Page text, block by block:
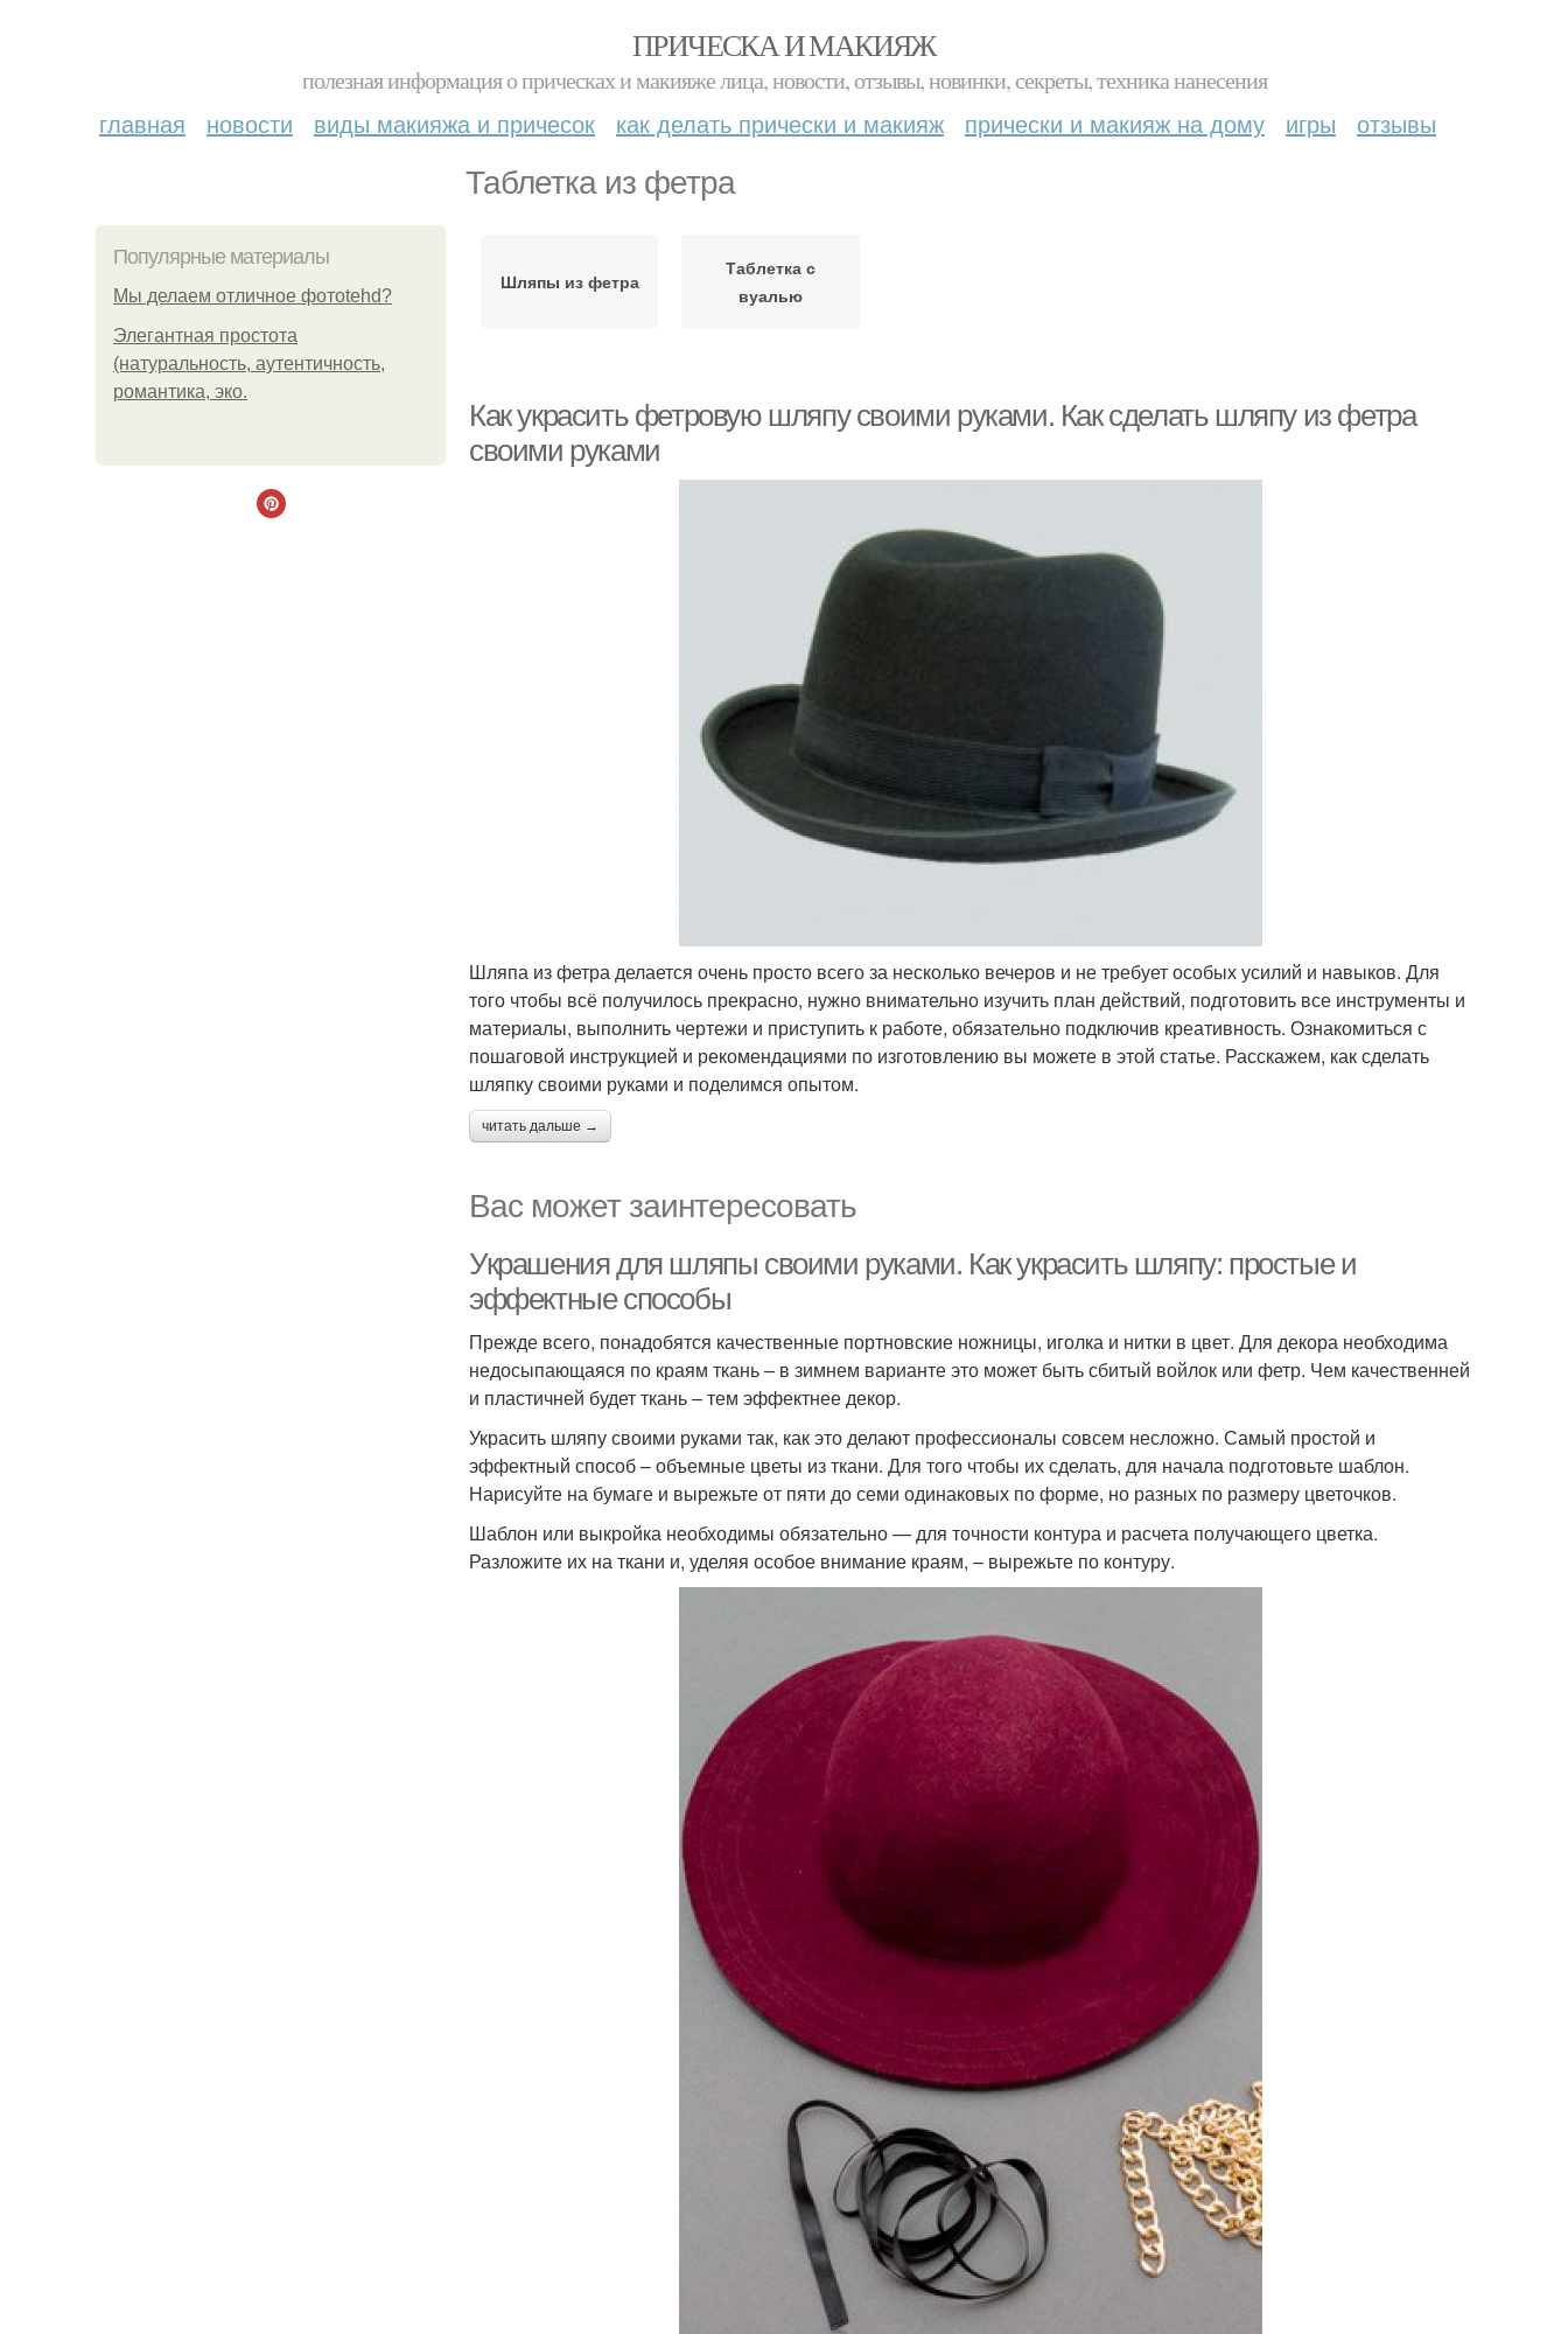
ПРИЧЕСКА И МАКИЯЖ
полезная информация о прическах и макияже лица, новости, отзывы, новинки, секреты, техника нанесения
главная новости виды макияжа и причесок как делать прически и макияж прически и макияж на дому игры отзывы
Таблетка из фетра
Популярные материалы
Мы делаем отличное фотоtehd?
Элегантная простота
(натуральность, аутентичность,
романтика, эко.
Шляпы из фетра
Таблетка с
вуалью
Как украсить фетровую шляпу своими руками. Как сделать шляпу из фетра
своими руками
Шляпа из фетра делается очень просто всего за несколько вечеров и не требует особых усилий и навыков. Для
того чтобы всё получилось прекрасно, нужно внимательно изучить план действий, подготовить все инструменты и
материалы, выполнить чертежи и приступить к работе, обязательно подключив креативность. Ознакомиться с
пошаговой инструкцией и рекомендациями по изготовлению вы можете в этой статье. Расскажем, как сделать
шляпку своими руками и поделимся опытом.
читать дальше →
Вас может заинтересовать
Украшения для шляпы своими руками. Как украсить шляпу: простые и
эффектные способы
Прежде всего, понадобятся качественные портновские ножницы, иголка и нитки в цвет. Для декора необходима
недосыпающаяся по краям ткань – в зимнем варианте это может быть сбитый войлок или фетр. Чем качественней
и пластичней будет ткань – тем эффектнее декор.
Украсить шляпу своими руками так, как это делают профессионалы совсем несложно. Самый простой и
эффектный способ – объемные цветы из ткани. Для того чтобы их сделать, для начала подготовьте шаблон.
Нарисуйте на бумаге и вырежьте от пяти до семи одинаковых по форме, но разных по размеру цветочков.
Шаблон или выкройка необходимы обязательно — для точности контура и расчета получающего цветка.
Разложите их на ткани и, уделяя особое внимание краям, – вырежьте по контуру.